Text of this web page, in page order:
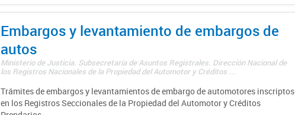
Embargos y levantamiento de embargos de
autos
Ministerio de Justicia. Subsecretaría de Asuntos Registrales. Dirección Nacional de
los Registros Nacionales de la Propiedad del Automotor y Créditos ...
Trámites de embargos y levantamientos de embargo de automotores inscriptos
en los Registros Seccionales de la Propiedad del Automotor y Créditos